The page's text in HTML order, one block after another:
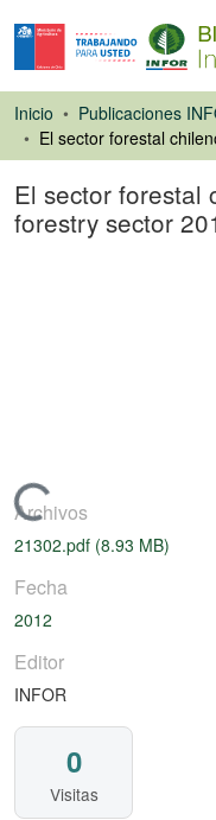
Inicio Publicaciones
El sector forestal
forestry sector
Cargando...
Archivos
21302.pdf (8.93 MB)
Fecha
2012
Editor
INFOR
0
Visitas